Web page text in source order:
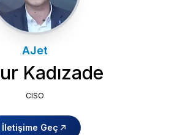
AJet
Kadızade
CISO
İletişime Geç